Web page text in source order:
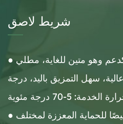
شريط لاصق
● الميزة: أخذ قماش النسيج كدعم وهو متين للغاية، مطلي
سهل التمزيق باليد، درجة
● التطبيق: مصمم خصيصًا للحماية المعززة لمختلف